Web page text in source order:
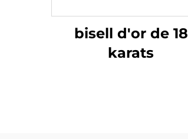
bisell d'or de 18
karats